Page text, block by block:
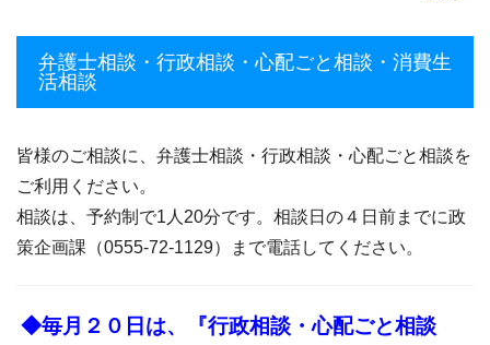
弁護士相談・行政相談・心配ごと相談・消費生
活相談
皆様のご相談に、弁護士相談・行政相談・心配ごと相談を
ご利用ください。
相談は、予約制で1人20分です。相談日の４日前までに政
策企画課（0555-72-1129）まで電話してください。
◆毎月２０日は、『行政相談・心配ごと相談